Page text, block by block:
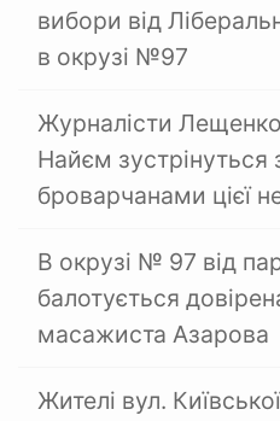
вибори від
в окрузі №97
Журналісти
Найєм зустрінуться
броварчанами цієї
В окрузі № 97 від
балотується
масажиста Азарова
Жителі вул.